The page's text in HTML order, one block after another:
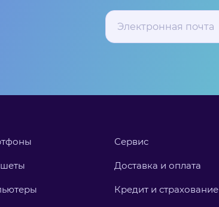
Сервис
Доставка и оплата
Кредит и страхование